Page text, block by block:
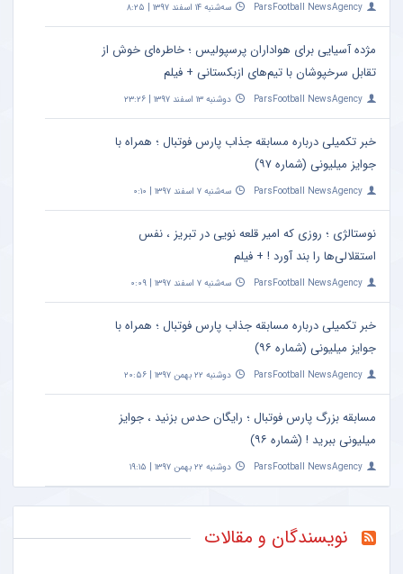
ParsFootball NewsAgency سه‌شنبه ۱۴ اسفند ۱۳۹۷ | ۸:۲۵
مژده آسیایی برای هواداران پرسپولیس ؛ خاطره‌ای خوش از
تقابل سرخپوشان با تیم‌های ازبکستانی + فیلم
ParsFootball NewsAgency دوشنبه ۱۳ اسفند ۱۳۹۷ | ۲۳:۲۶
خبر تکمیلی درباره مسابقه جذاب پارس فوتبال ؛ همراه با
جوایز میلیونی (شماره ۹۷)
ParsFootball NewsAgency سه‌شنبه ۷ اسفند ۱۳۹۷ | ۰:۱۰
نوستالژی ؛ روزی که امیر قلعه نویی در تبریز ، نفس
استقلالی‌ها را بند آورد ! + فیلم
ParsFootball NewsAgency سه‌شنبه ۷ اسفند ۱۳۹۷ | ۰:۰۹
خبر تکمیلی درباره مسابقه جذاب پارس فوتبال ؛ همراه با
جوایز میلیونی (شماره ۹۶)
ParsFootball NewsAgency دوشنبه ۲۲ بهمن ۱۳۹۷ | ۲۰:۵۶
مسابقه بزرگ پارس فوتبال ؛ رایگان حدس بزنید ، جوایز
میلیونی ببرید ! (شماره ۹۶)
ParsFootball NewsAgency دوشنبه ۲۲ بهمن ۱۳۹۷ | ۱۹:۱۵
نویسندگان و مقالات